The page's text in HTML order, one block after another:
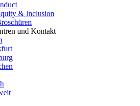
& Inclusion
und Kontakt